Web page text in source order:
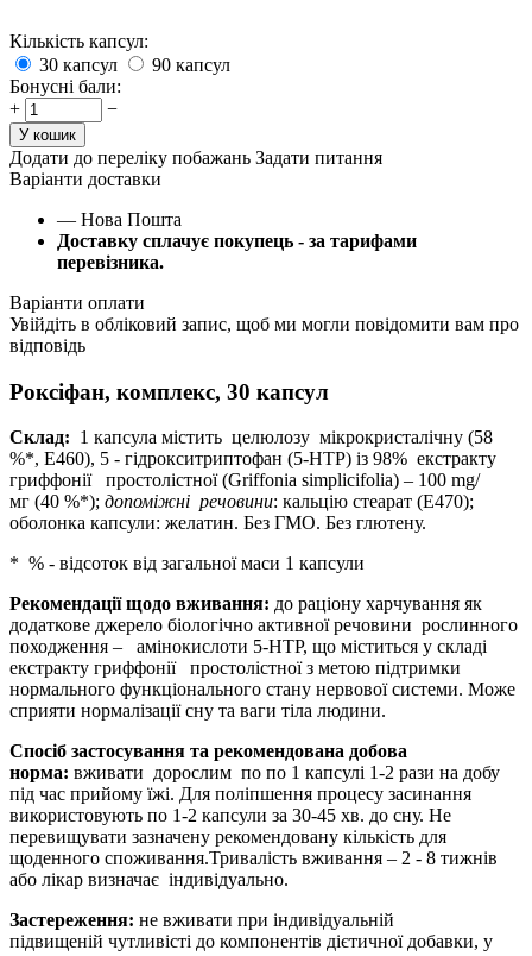
Кількість капсул:
30 капсул 90 капсул
Бонусні бали:
+
−
У кошик
Додати до переліку побажань Задати питання
Варіанти доставки
— Нова Пошта
Доставку сплачує покупець - за тарифами
перевізника.
Варіанти оплати
Увійдіть в обліковий запис, щоб ми могли повідомити вам про
відповідь
Роксіфан, комплекс, 30 капсул
Склад: 1 капсула містить целюлозу мікрокристалічну (58
%*, Е460), 5 - гідрокситриптофан (5-НТР) із 98% екстракту
гриффонії простолістної (Griffonia simplicifolia) – 100 mg/
мг (40 %*); допоміжні речовини: кальцію стеарат (Е470);
оболонка капсули: желатин. Без ГМО. Без глютену.
* % - відсоток від загальної маси 1 капсули
Рекомендації щодо вживання: до раціону харчування як
додаткове джерело біологічно активної речовини рослинного
походження – амінокислоти 5-НТР, що міститься у складі
екстракту гриффонії простолістної з метою підтримки
нормального функціонального стану нервової системи. Може
сприяти нормалізації сну та ваги тіла людини.
Спосіб застосування та рекомендована добова
норма: вживати дорослим по по 1 капсулі 1-2 рази на добу
під час прийому їжі. Для поліпшення процесу засинання
використовують по 1-2 капсули за 30-45 хв. до сну. Не
перевищувати зазначену рекомендовану кількість для
щоденного споживання.Тривалість вживання – 2 - 8 тижнів
або лікар визначає індивідуально.
Застереження: не вживати при індивідуальній
підвищеній чутливісті до компонентів дієтичної добавки, у